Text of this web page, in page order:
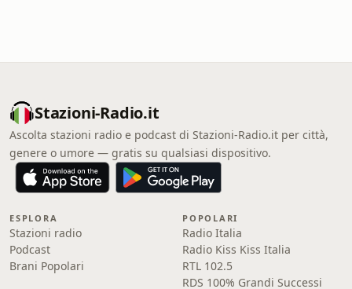
Stazioni-Radio.it
Ascolta stazioni radio e podcast di Stazioni-Radio.it per città,
genere o umore — gratis su qualsiasi dispositivo.
ESPLORA
Stazioni radio
Podcast
Brani Popolari
POPOLARI
Radio Italia
Radio Kiss Kiss Italia
RTL 102.5
RDS 100% Grandi Successi